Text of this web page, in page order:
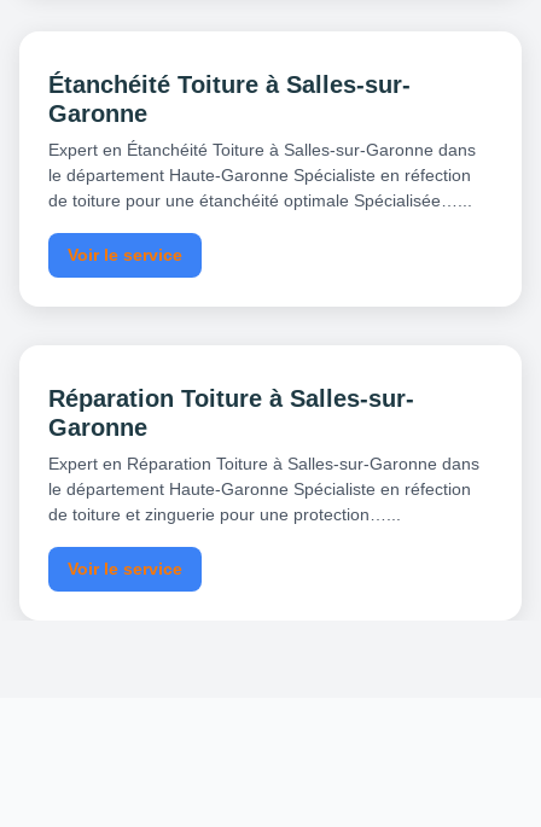
Étanchéité Toiture à Salles-sur-
Garonne
Expert en Étanchéité Toiture à Salles-sur-Garonne dans
le département Haute-Garonne Spécialiste en réfection
de toiture pour une étanchéité optimale Spécialisée…...
Voir le service
Réparation Toiture à Salles-sur-
Garonne
Expert en Réparation Toiture à Salles-sur-Garonne dans
le département Haute-Garonne Spécialiste en réfection
de toiture et zinguerie pour une protection…...
Voir le service